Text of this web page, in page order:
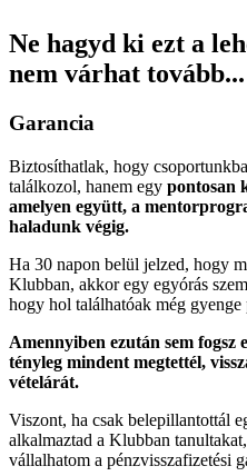
Ne hagyd ki ezt a
nem várhat tovább...
Garancia
Biztosíthatlak, hogy
találkozol, hanem egy pontosan
amelyen együtt, a
haladunk végig.
Ha 30 napon belül jelzed, hogy
Klubban, akkor egy egyórás
hogy hol találhatóak még
Amennyiben ezután sem fogsz
tényleg mindent megtettél,
vételárát.
Viszont, ha csak belepillantottál
alkalmaztad a Klubban
vállalhatom a pénzvisszafizetési